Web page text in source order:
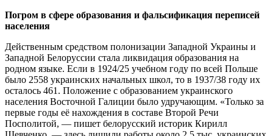
Погром в сфере образования и фальсификация переписей
населения
Действенным средством полонизации Западной Украины и
Западной Белоруссии стала ликвидация образования на
родном языке. Если в 1924/25 учебном году по всей Польше
было 2558 украинских начальных школ, то в 1937/38 году их
осталось 461. Положение с образованием украинского
населения Восточной Галиции было удручающим. «Только за
первые годы её нахождения в составе Второй Речи
Посполитой, — пишет белорусский историк Кирилл